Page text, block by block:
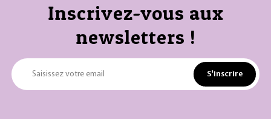
Inscrivez-vous aux
newsletters !
Saisissez votre email S'inscrire